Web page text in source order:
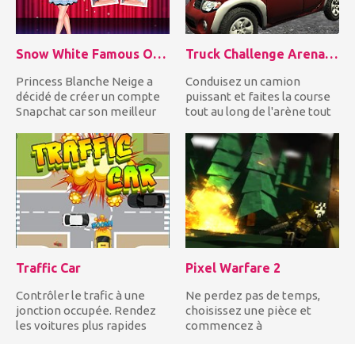
Snow White Famous On Snapchat
Princess Blanche Neige a
décidé de créer un compte
Snapchat car son meilleur
Truck Challenge Arena 3D
Conduisez un camion
puissant et faites la course
tout au long de l'arène tout
Traffic Car
Contrôler le trafic à une
jonction occupée. Rendez
les voitures plus rapides
Pixel Warfare 2
Ne perdez pas de temps,
choisissez une pièce et
commencez à